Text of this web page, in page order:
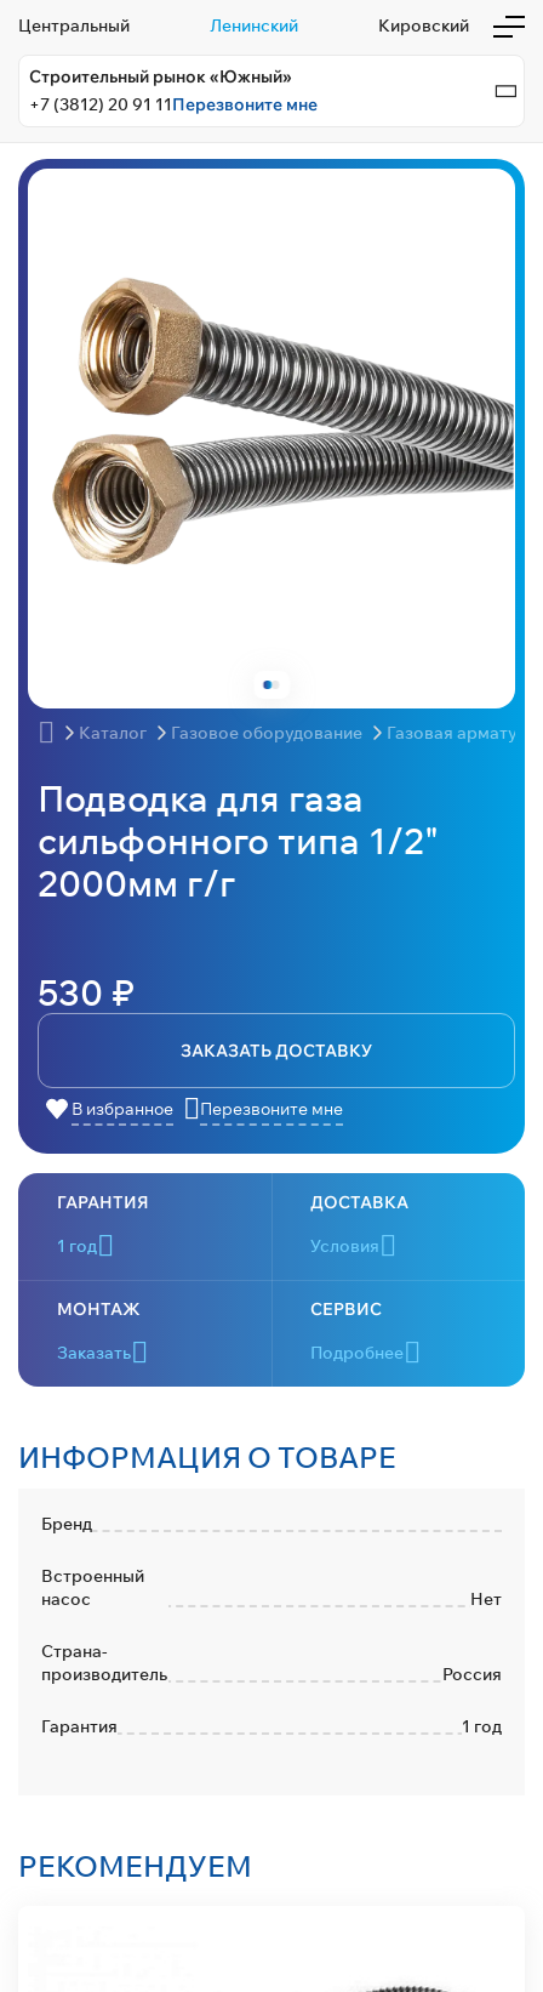
Центральный Ленинский Кировский
Строительный рынок «Южный»
+7 (3812) 20 91 11Перезвоните мне
Каталог Газовое оборудование Газовая арматура
Подводка для газа
сильфонного типа 1/2"
2000мм г/г
530 ₽
ЗАКАЗАТЬ ДОСТАВКУ
В избранное Перезвоните мне
ГАРАНТИЯ
1 год
ДОСТАВКА
Условия
МОНТАЖ
Заказать
СЕРВИС
Подробнее
ИНФОРМАЦИЯ О ТОВАРЕ
Бренд
Встроенный
насос
Нет
Страна-
производитель
Россия
Гарантия 1 год
РЕКОМЕНДУЕМ